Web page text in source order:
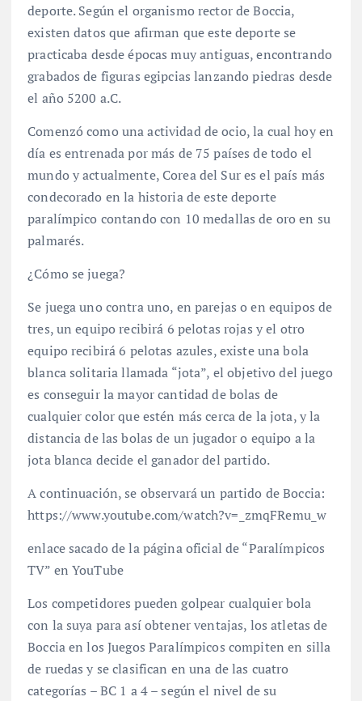
deporte. Según el organismo rector de Boccia,
existen datos que afirman que este deporte se
practicaba desde épocas muy antiguas, encontrando
grabados de figuras egipcias lanzando piedras desde
el año 5200 a.C.
Comenzó como una actividad de ocio, la cual hoy en
día es entrenada por más de 75 países de todo el
mundo y actualmente, Corea del Sur es el país más
condecorado en la historia de este deporte
paralímpico contando con 10 medallas de oro en su
palmarés.
¿Cómo se juega?
Se juega uno contra uno, en parejas o en equipos de
tres, un equipo recibirá 6 pelotas rojas y el otro
equipo recibirá 6 pelotas azules, existe una bola
blanca solitaria llamada “jota”, el objetivo del juego
es conseguir la mayor cantidad de bolas de
cualquier color que estén más cerca de la jota, y la
distancia de las bolas de un jugador o equipo a la
jota blanca decide el ganador del partido.
A continuación, se observará un partido de Boccia:
https://www.youtube.com/watch?v=_zmqFRemu_w
enlace sacado de la página oficial de “Paralímpicos
TV” en YouTube
Los competidores pueden golpear cualquier bola
con la suya para así obtener ventajas, los atletas de
Boccia en los Juegos Paralímpicos compiten en silla
de ruedas y se clasifican en una de las cuatro
categorías – BC 1 a 4 – según el nivel de su